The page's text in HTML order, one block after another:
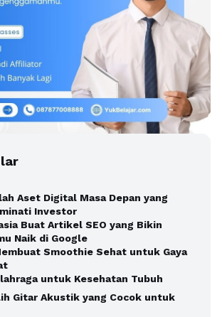
Aset Digital Masa Depan yang
Investor
Buat Artikel SEO yang Bikin
Naik di Google
Smoothie Sehat untuk Gaya
untuk Kesehatan Tubuh
Gitar Akustik yang Cocok untuk